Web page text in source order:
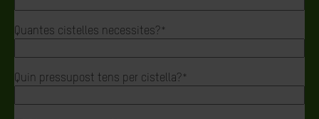
Quantes cistelles necessites? *
Quin pressupost tens per cistella? *